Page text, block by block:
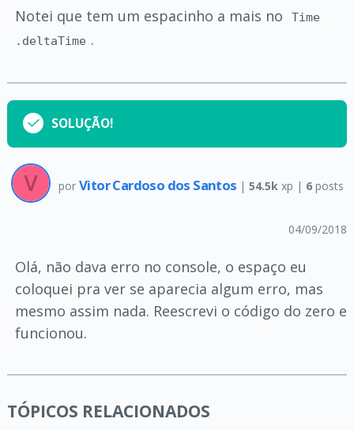
Notei que tem um espacinho a mais no
Time
.deltaTime .
SOLUÇÃO!
por Vitor Cardoso dos Santos | 54.5k xp | 6posts
04/09/2018
Olá, não dava erro no console, o espaço eu
coloquei pra ver se aparecia algum erro, mas
mesmo assim nada. Reescrevi o código do zero e
funcionou.
TÓPICOS RELACIONADOS